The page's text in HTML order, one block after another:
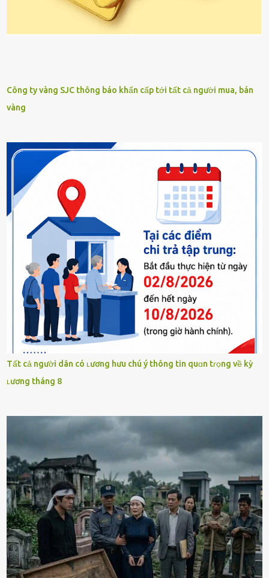
Công ty vàng SJC thông báo khẩn cấp tới tất cả người mua, bán
vàng
Tất cả người dân có ʟương hưu chú ý thông tin quɑn tɾọng về kỳ
ʟương tháng 8